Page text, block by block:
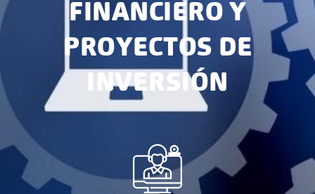
FINANCIERO Y
PROYECTOS DE
INVERSIÓN